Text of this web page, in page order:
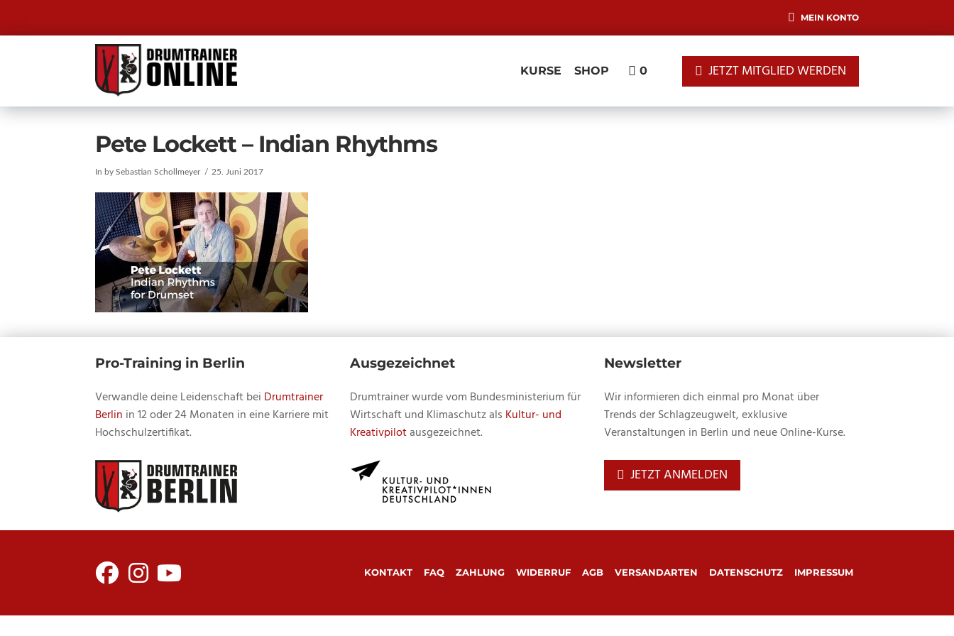
MEIN KONTO
KURSE SHOP 0 JETZT MITGLIED WERDEN
Pete Lockett – Indian Rhythms
In by Sebastian Schollmeyer 25. Juni 2017
Pro-Training in Berlin
Verwandle deine Leidenschaft bei Drumtrainer
Berlin in 12 oder 24 Monaten in eine Karriere mit
Hochschulzertifikat.
Ausgezeichnet
Drumtrainer wurde vom Bundesministerium für
Wirtschaft und Klimaschutz als Kultur- und
Kreativpilotausgezeichnet.
Newsletter
Wir informieren dich einmal pro Monat über
Trends der Schlagzeugwelt, exklusive
Veranstaltungen in Berlin und neue Online-Kurse.
JETZT ANMELDEN
KONTAKT FAQ ZAHLUNG WIDERRUF AGB VERSANDARTEN DATENSCHUTZ IMPRESSUM